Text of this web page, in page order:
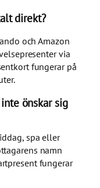
direkt?
och Amazon
via
fungerar på
önskar sig
spa eller
namn
fungerar